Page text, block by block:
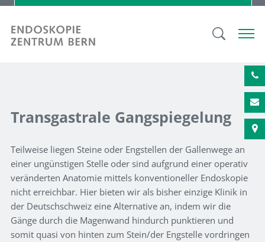
Transgastrale Gangspiegelung
Teilweise liegen Steine oder Engstellen der Gallenwege an
einer ungünstigen Stelle oder sind aufgrund einer operativ
veränderten Anatomie mittels konventioneller Endoskopie
nicht erreichbar. Hier bieten wir als bisher einzige Klinik in
der Deutschschweiz eine Alternative an, indem wir die
Gänge durch die Magenwand hindurch punktieren und
somit quasi von hinten zum Stein/der Engstelle vordringen